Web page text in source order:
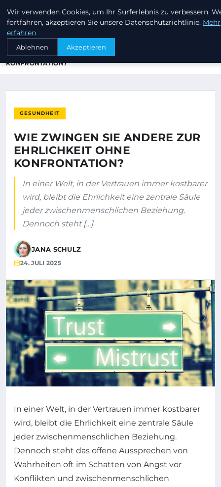
INVESTORENKAPITAL24
STARTSEITE
GESUNDHEIT
WIE ZWINGEN SIE ANDERE ZUR EHRLICHKEIT OHNE
KONFRONTATION?
GESUNDHEIT
WIE ZWINGEN SIE ANDERE ZUR
EHRLICHKEIT OHNE
KONFRONTATION?
In einer Welt, in der Vertrauen immer kostbarer
wird, bleibt die Ehrlichkeit eine zentrale Säule
jeder zwischenmenschlichen Beziehung.
Dennoch steht […]
JANA SCHULZ
24. JULI 2025
In einer Welt, in der Vertrauen immer kostbarer
wird, bleibt die Ehrlichkeit eine zentrale Säule
jeder zwischenmenschlichen Beziehung.
Dennoch steht das offene Aussprechen von
Wahrheiten oft im Schatten von Angst vor
Konflikten und zwischenmenschlichen
Wir verwenden Cookies, um Ihr Surferlebnis zu verbessern.
fortfahren, akzeptieren Sie unsere Datenschutzrichtlinie. Mehr
erfahren
Ablehnen Akzeptieren